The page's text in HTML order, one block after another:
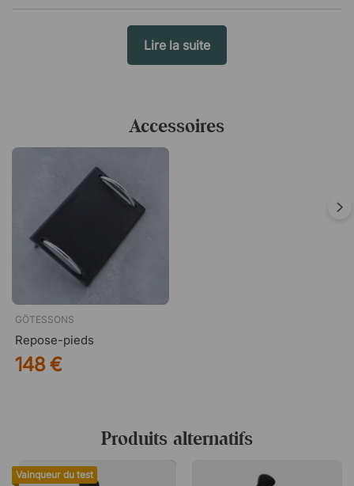
Lire la suite
Accessoires
GÖTESSONS
Repose-pieds
148 €
Produits alternatifs
Vainqueur du test